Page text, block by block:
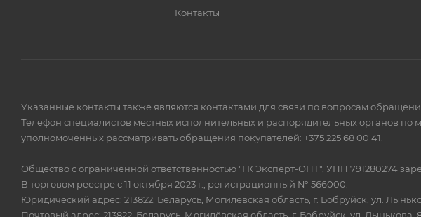
Контакты
Указанные контакты также являются контактами для связи по вопросам
Телефон специалистов местных исполнительных и распорядительных органов по
уполномоченных рассматривать обращения покупателей: +375 225 68 00 41.
Общество с ограниченной ответственностью "ГК Эксперт-ОПТ", УНП 791280274
В торговом реестре с 11 октября 2023 г., регистрационный № 566000.
Юридический адрес: 213822, Беларусь, Могилёвская область, г. Бобруйск, ул.